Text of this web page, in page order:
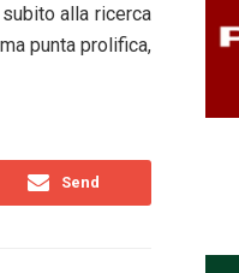
alla ricerca
punta prolifica,
Send